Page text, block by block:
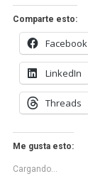
Comparte esto:
Facebook
LinkedIn
Threads
Me gusta esto:
Cargando...